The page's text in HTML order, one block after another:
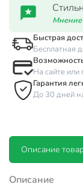
Мнение
Быстрая
Бесплатная
На сайте или
Гарантия
До 30 дней
Описание
Описание